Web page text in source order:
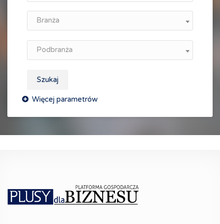
Branża
Podbranża
Szukaj